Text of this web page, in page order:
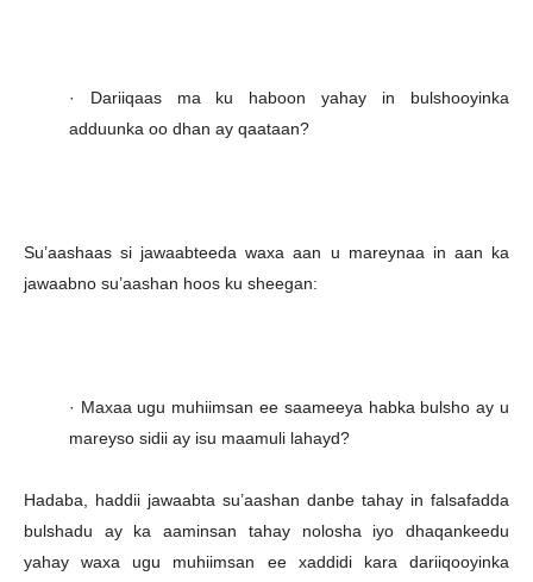
· Dariiqaas ma ku haboon yahay in bulshooyinka
adduunka oo dhan ay qaataan?
Su’aashaas si jawaabteeda waxa aan u mareynaa in aan ka
jawaabno su’aashan hoos ku sheegan:
· Maxaa ugu muhiimsan ee saameeya habka bulsho ay u
mareyso sidii ay isu maamuli lahayd?
Hadaba, haddii jawaabta su’aashan danbe tahay in falsafadda
bulshadu ay ka aaminsan tahay nolosha iyo dhaqankeedu
yahay waxa ugu muhiimsan ee xaddidi kara dariiqooyinka